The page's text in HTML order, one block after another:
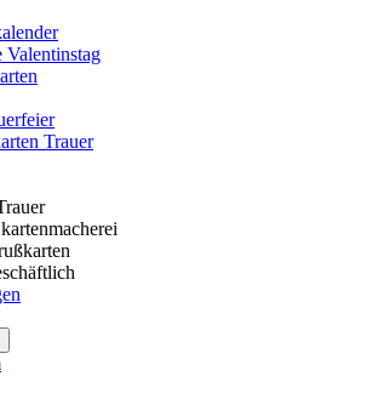
Valentinstag
Trauer